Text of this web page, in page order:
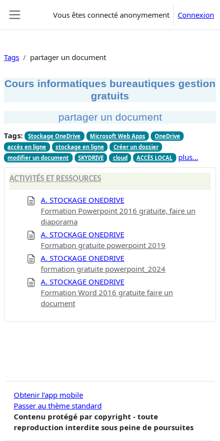
Vous êtes connecté anonymement Connexion
Tags partager un document
Cours informatiques bureautiques gestion
gratuits
partager un document
Tags: Stockage OneDrive Microsoft Web Apps
OneDrive
accès en ligne
stockage en ligne
Créer un dossier
modifier un document
SKYDRIVE cloud ACCÈS LOCAL plus…
ACTIVITÉS ET RESSOURCES
A. STOCKAGE ONEDRIVE
Formation Powerpoint 2016 gratuite, faire un
diaporama
A. STOCKAGE ONEDRIVE
Formation gratuite powerpoint 2019
A. STOCKAGE ONEDRIVE
formation gratuite powerpoint_2024
A. STOCKAGE ONEDRIVE
Formation Word 2016 gratuite faire un
document
Obtenir l’app mobile
Passer au thème standard
Contenu protégé par copyright - toute
reproduction interdite sous peine de poursuites